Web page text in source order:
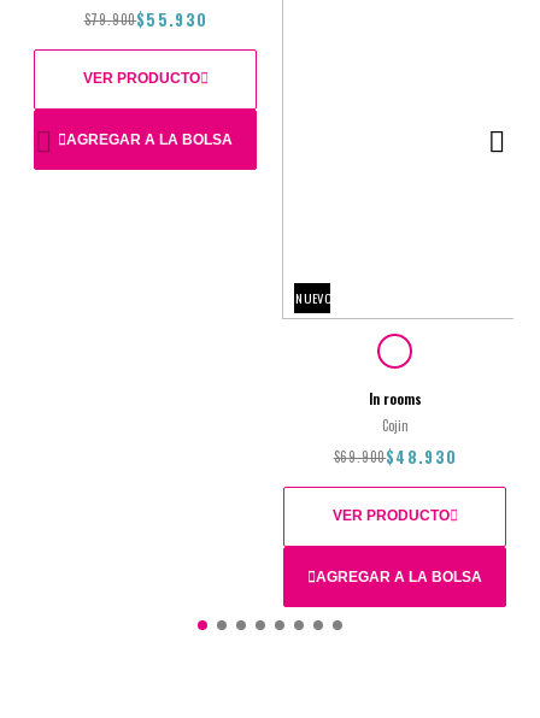
$79.900$55.930
AGREGAR A LA BOLSA
VER PRODUCTO
NUEVO
In rooms
Cojin
$69.900$48.930
AGREGAR A LA BOLSA
VER PRODUCTO